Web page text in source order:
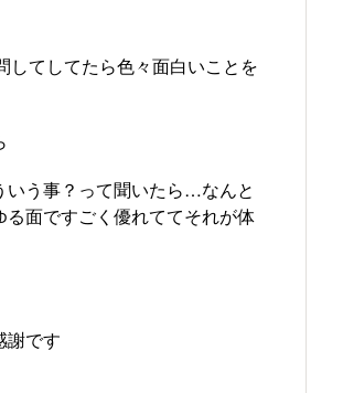
してしてたら色々面白いことを
いう事？って聞いたら…なんと
面ですごく優れててそれが体
謝です